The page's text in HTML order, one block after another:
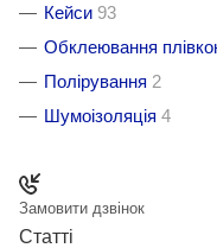
Кейси 93
Обклеювання
Полірування 2
Шумоізоляція 4
Замовити дзвінок
Статті